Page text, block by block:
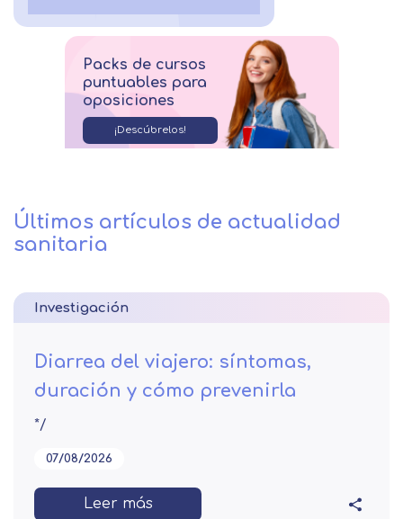
Packs de cursos
puntuables para
oposiciones
¡Descúbrelos!
Últimos artículos de actualidad
sanitaria
Investigación
Diarrea del viajero: síntomas,
duración y cómo prevenirla
*/
07/08/2026
Leer más